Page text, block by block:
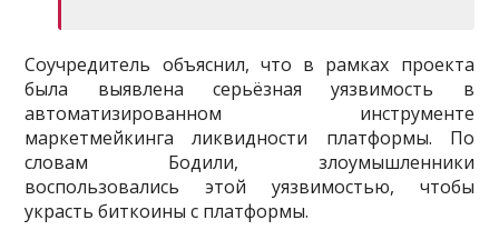
Соучредитель объяснил, что в рамках проекта
была выявлена серьёзная уязвимость в
автоматизированном инструменте
маркетмейкинга ликвидности платформы. По
словам Бодили, злоумышленники
воспользовались этой уязвимостью, чтобы
украсть биткоины с платформы.